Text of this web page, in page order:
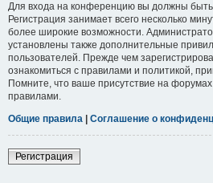
Для входа на конференцию вы должны быть
Регистрация занимает всего несколько
более широкие возможности.
установлены также дополнительные
пользователей. Прежде чем
ознакомиться с правилами и политикой,
Помните, что ваше присутствие на
правилами.
Общие правила
Соглашение о
Регистрация